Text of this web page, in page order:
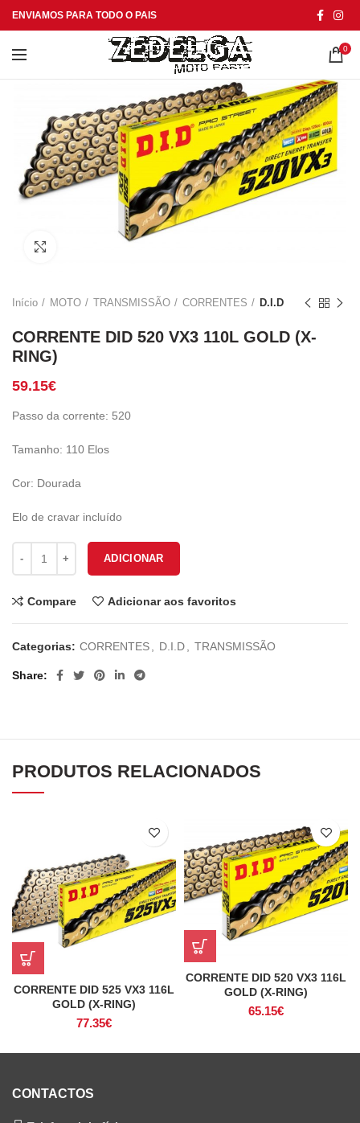
ENVIAMOS PARA TODO O PAIS
0
Início MOTO TRANSMISSÃO CORRENTES D.I.D
CORRENTE DID 520 VX3 110L GOLD (X-
RING)
59.15€
Passo da corrente: 520
Tamanho: 110 Elos
Cor: Dourada
Elo de cravar incluído
ADICIONAR
Compare Adicionar aos favoritos
Categorias: CORRENTES D.I.D TRANSMISSÃO
Share
PRODUTOS RELACIONADOS
CORRENTE DID 525 VX3 116L
GOLD (X-RING)
77.35€
CORRENTE DID 520 VX3 116L
GOLD (X-RING)
65.15€
CONTACTOS